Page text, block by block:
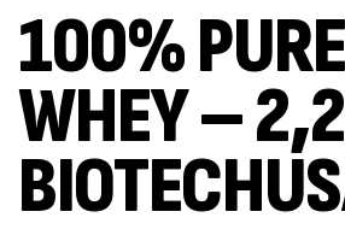
100% PURE
WHEY –